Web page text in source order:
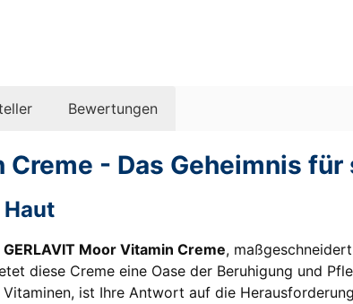
Bewertungen
Creme - Das Geheimnis
Haut
GERLAVIT Moor Vitamin Creme,
diese Creme eine Oase der Beruhigung und
ist Ihre Antwort auf die